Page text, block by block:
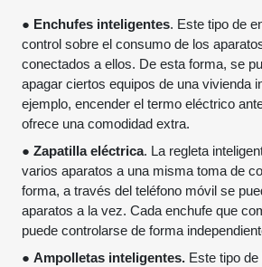
● Enchufes inteligentes. Este tipo de
control sobre el consumo de los
conectados a ellos. De esta forma, se
apagar ciertos equipos de una vivienda
ejemplo, encender el termo eléctrico
ofrece una comodidad extra.
● Zapatilla eléctrica. La regleta
varios aparatos a una misma toma de
forma, a través del teléfono móvil se
aparatos a la vez. Cada enchufe que
puede controlarse de forma
● Ampolletas inteligentes. Este tipo